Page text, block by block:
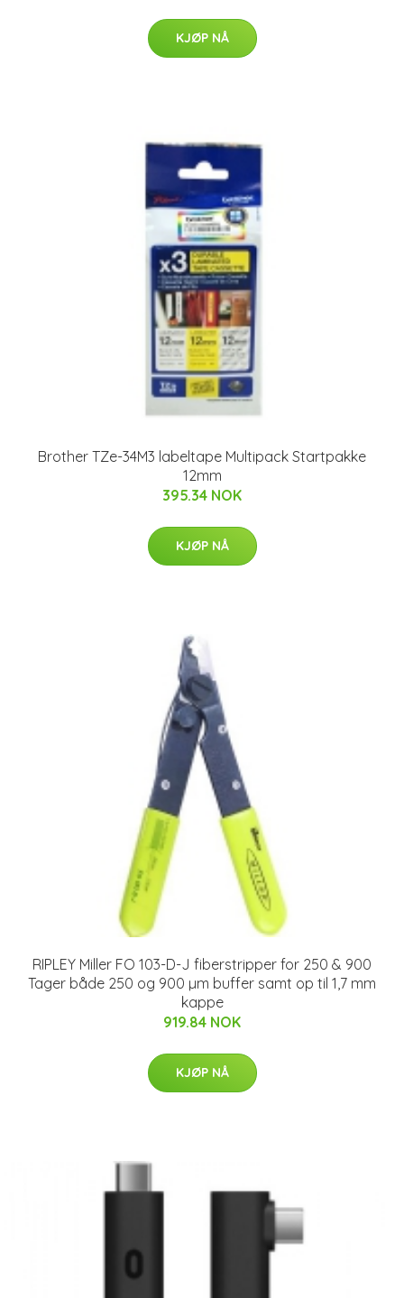
KJØP NÅ
Brother TZe-34M3 labeltape Multipack Startpakke
12mm
395.34 NOK
KJØP NÅ
RIPLEY Miller FO 103-D-J fiberstripper for 250 & 900
Tager både 250 og 900 µm buffer samt op til 1,7 mm
kappe
919.84 NOK
KJØP NÅ